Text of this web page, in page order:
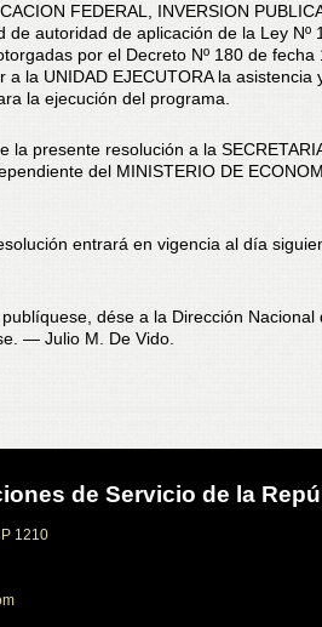
FEDERAL, INVERSION
de autoridad de aplicación de la Ley Nº
por el Decreto Nº 180 de fecha
la UNIDAD EJECUTORA la asistencia
la ejecución del programa.
la presente resolución a la
del MINISTERIO DE
entrará en vigencia al día
dése a la Dirección Nacional
— Julio M. De Vido.
de Servicio de la
1210